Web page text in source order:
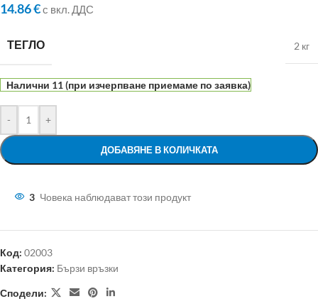
14.86€с вкл. ДДС
ТЕГЛО 2 кг
Налични 11 (при изчерпване приемаме по заявка)
- +
ДОБАВЯНЕ В КОЛИЧКАТА
3 Човека наблюдават този продукт
Код: 02003
Категория: Бързи връзки
Сподели: